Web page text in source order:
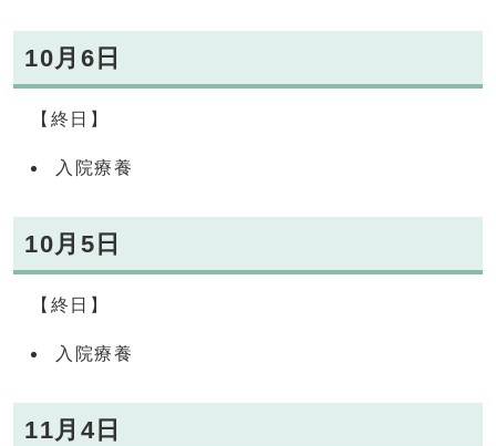
10月6日
【終日】
入院療養
10月5日
【終日】
入院療養
11月4日